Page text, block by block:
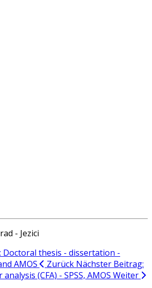
- Jezici
thesis - dissertation -
AMOS
Zurück Nächster Beitrag:
(CFA) - SPSS, AMOS Weiter